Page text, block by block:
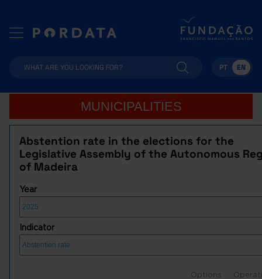
PT EN
MUNICIPALITIES
Abstention rate in the elections for the
Legislative Assembly of the Autonomous
of Madeira
Year
Indicator
Options